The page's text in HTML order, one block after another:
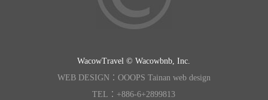
WacowTravel © Wacowbnb, Inc.
WEB DESIGN：OOOPS Tainan web design
TEL：+886-6+2899813